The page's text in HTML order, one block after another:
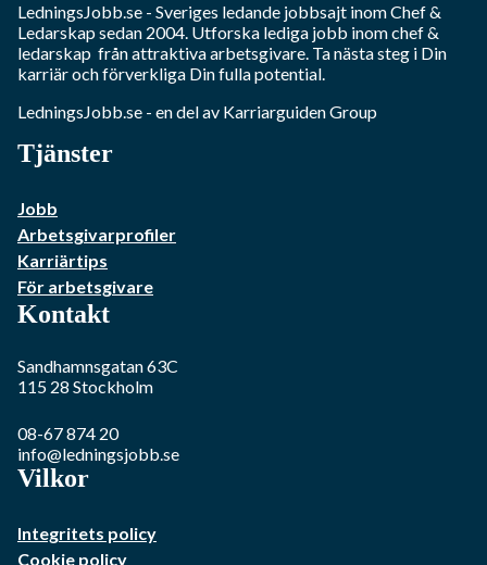
LedningsJobb.se - Sveriges ledande jobbsajt inomChef &
Ledarskapsedan 2004. Utforska lediga jobb inomchef &
ledarskap från attraktiva arbetsgivare. Ta nästa steg i Din
karriär och förverkliga Din fulla potential.
LedningsJobb.se - en del av Karriarguiden Group
Tjänster
Jobb
Arbetsgivarprofiler
Karriärtips
För arbetsgivare
Kontakt
Sandhamnsgatan 63C
115 28 Stockholm
08-67 874 20
info@ledningsjobb.se
Vilkor
Integritets policy
Cookie policy